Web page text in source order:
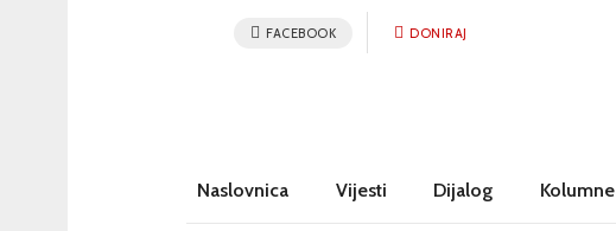
FACEBOOK DONIRAJ
Naslovnica Vijesti Dijalog Kolumne